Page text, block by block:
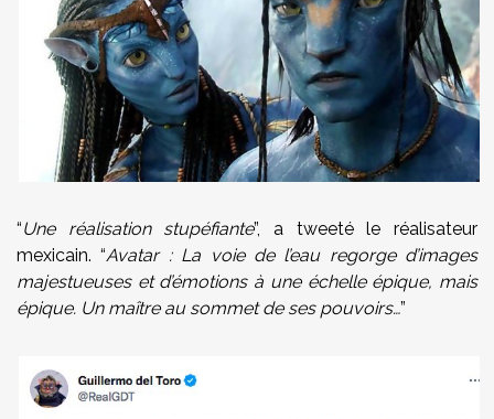
“Une réalisation stupéfiante”, a tweeté le réalisateur
mexicain. “Avatar : La voie de l’eau regorge d’images
majestueuses et d’émotions à une échelle épique, mais
épique. Un maître au sommet de ses pouvoirs…”